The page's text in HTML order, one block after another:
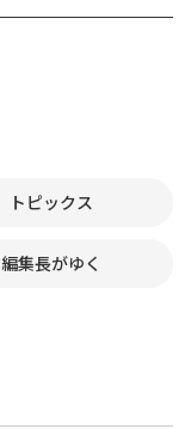
トピックス
編集長がゆく